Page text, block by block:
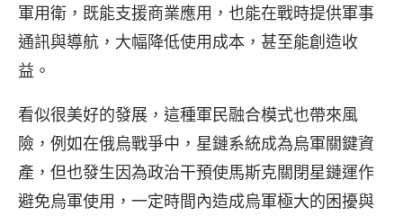
軍用衛，既能支援商業應用，也能在戰時提供軍事
通訊與導航，大幅降低使用成本，甚至能創造收
益。
看似很美好的發展，這種軍民融合模式也帶來風
險，例如在俄烏戰爭中，星鏈系統成為烏軍關鍵資
產，但也發生因為政治干預使馬斯克關閉星鏈運作
避免烏軍使用，一定時間內造成烏軍極大的困擾與